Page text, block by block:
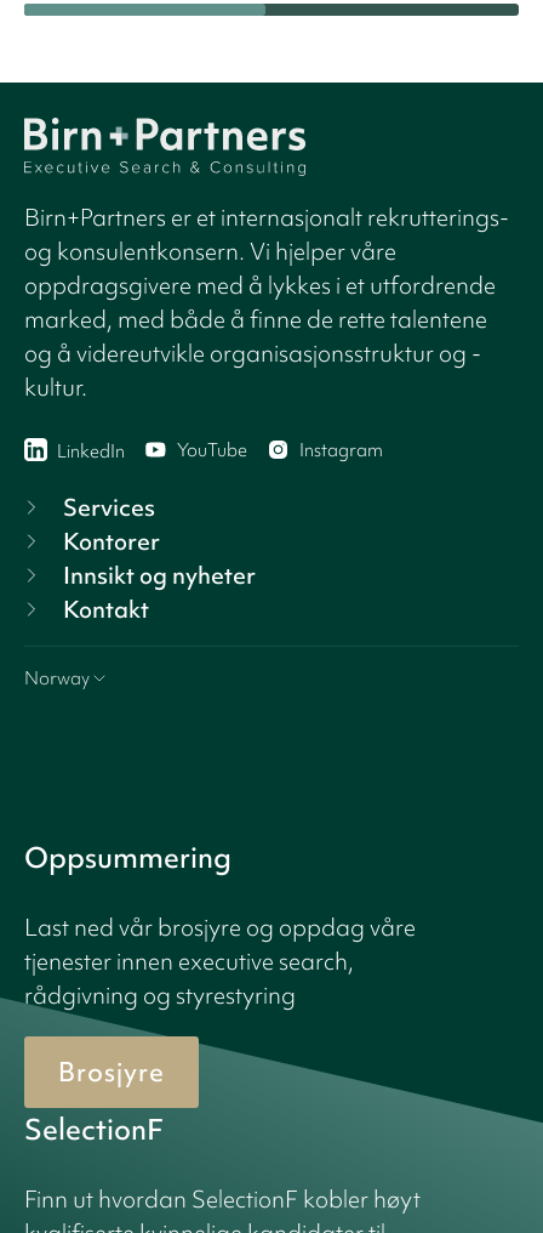
Birn+Partners er et internasjonalt rekrutterings-
og konsulentkonsern. Vi hjelper våre
oppdragsgivere med å lykkes i et utfordrende
marked, med både å finne de rette talentene
og å videreutvikle organisasjonsstruktur og -
kultur.
LinkedIn YouTube Instagram
Services
Kontorer
Innsikt og nyheter
Kontakt
Norway
Oppsummering
Last ned vår brosjyre og oppdag våre
tjenester innen executive search,
rådgivning og styrestyring
Brosjyre
SelectionF
Finn ut hvordan SelectionF kobler høyt